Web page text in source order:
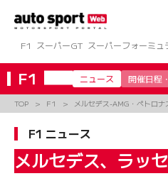
ツ
へ
ス
キ
ッ
F1
スーパーGT スーパーフォーミュ
F1 ニュース 開催日程
TOP F1 メルセデス-AMG・ペトロ
F1 ニュース
メルセデス、ラッ